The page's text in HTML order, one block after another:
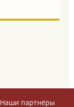
Наши партнёры